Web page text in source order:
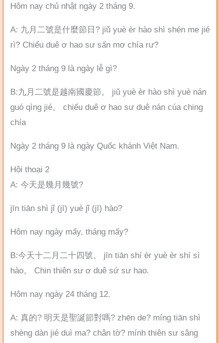
Hôm nay chủ nhật ngày 2 tháng 9.
A: 九月二號是什麼節日? jiǔ yuè èr hào shì shén me jié
rì? Chiểu duê ơ hao sư sấn mơ chía rư?
Ngày 2 tháng 9 là ngày lễ gì?
B:九月二號是越南國慶節。 jiǔ yuè èr hào shì yuè nán
guó qìng jié。 chiểu duê ơ hao sư duê nán cúa ching
chía
Ngày 2 tháng 9 là ngày Quốc khánh Việt Nam.
Hội thoại 2
A: 今天是幾月幾號?
jīn tiān shì jǐ (jī) yuè jǐ (jī) hào?
Hôm nay ngày mấy, tháng mấy?
B:今天十二月二十四號。 jīn tiān shí èr yuè èr shí sì
hào。 Chin thiên sư ơ duê sứ sư hao.
Hôm nay ngày 24 tháng 12.
A: 真的? 明天是聖誕節對嗎? zhēn de? míng tiān shì
shèng dàn jié duì ma? chân tờ? mính thiên sư sâng